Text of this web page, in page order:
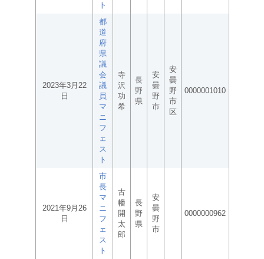
ト
2023年3月22
日
都
道
府
県
議
会
議
員
マ
ニ
フ
ェ
ス
ト
寺
沢
功
希
長
野
県
安
曇
野
市
安
曇
野
市
区
0000001010
2021年9月26
日
市
長
マ
ニ
フ
ェ
ス
ト
古
幡
開
太
郎
長
野
県
安
曇
野
市
0000000962